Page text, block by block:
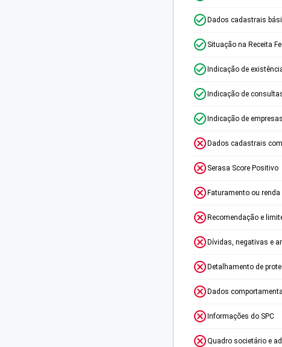
Dados cadastrais
Situação na Receita
Indicação de
Indicação de
Indicação de
Dados cadastrais
Serasa Score Positivo
Faturamento ou renda
Recomendação e
Dívidas, negativas e
Detalhamento de
Dados
Informações do SPC
Quadro societário e